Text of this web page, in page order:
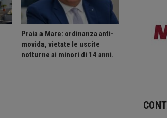
Praia a Mare: ordinanza anti-
movida, vietate le uscite
notturne ai minori di 14 anni.